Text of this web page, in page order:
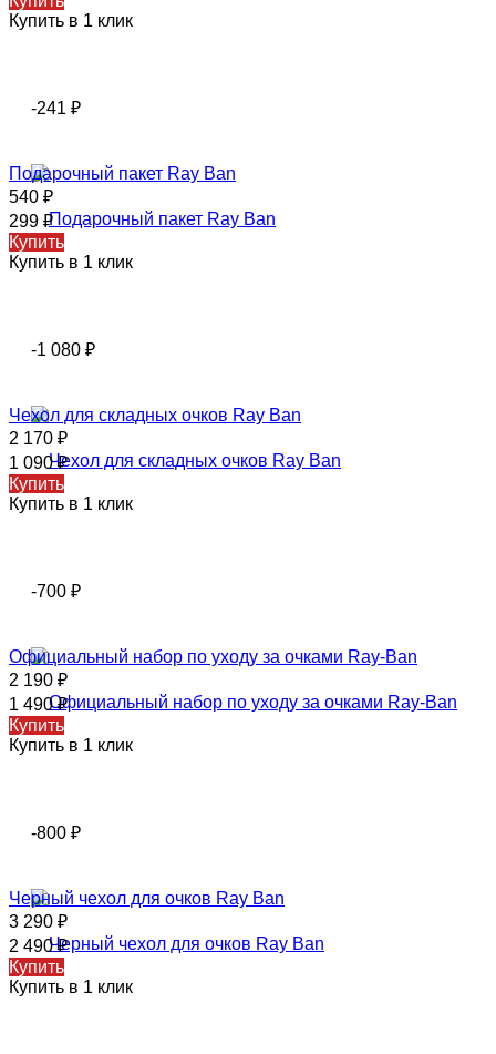
Купить в 1 клик
-241 ₽
Подарочный пакет Ray Ban
540 ₽
299 ₽
Купить
Купить в 1 клик
-1 080 ₽
Чехол для складных очков Ray Ban
2 170 ₽
1 090₽
Купить
Купить в 1 клик
-700 ₽
Официальный набор по уходу за очками Ray-Ban
2 190 ₽
1 490₽
Купить
Купить в 1 клик
-800 ₽
Черный чехол для очков Ray Ban
3 290 ₽
2 490₽
Купить
Купить в 1 клик